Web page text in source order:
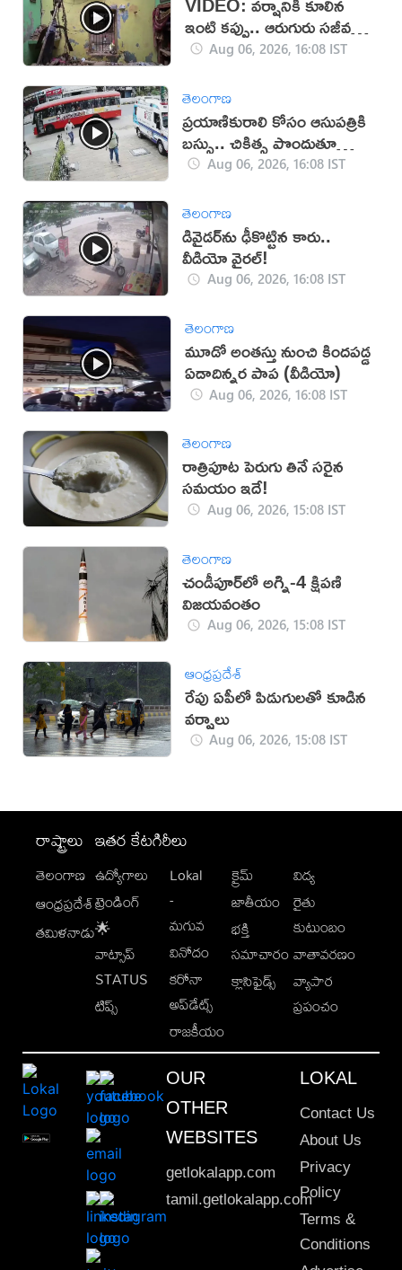
ఇంటి కప్పు.. ఆరుగురు సజీవ
సమాధి!
Aug 06, 2026, 16:08 IST
తెలంగాణ
ప్రయాణికురాలి కోసం ఆసుపత్రికి
బస్సు.. చికిత్స పొందుతూ
మహిళ మృతి!
Aug 06, 2026, 16:08 IST
తెలంగాణ
డివైడర్‌ను ఢీకొట్టిన కారు..
వీడియో వైరల్!
Aug 06, 2026, 16:08 IST
తెలంగాణ
మూడో అంతస్తు నుంచి కిందపడ్డ
ఏడాదిన్నర పాప (వీడియో)
Aug 06, 2026, 16:08 IST
తెలంగాణ
రాత్రిపూట పెరుగు తినే సరైన
సమయం ఇదే!
Aug 06, 2026, 15:08 IST
తెలంగాణ
చండీపూర్‌లో అగ్ని-4 క్షిపణి
విజయవంతం
Aug 06, 2026, 15:08 IST
ఆంధ్రప్రదేశ్
రేపు ఏపీలో పిడుగులతో కూడిన
వర్షాలు
Aug 06, 2026, 15:08 IST
రాష్ట్రాలు
తెలంగాణ
ఆంధ్రప్రదేశ్
తమిళనాడు
ఇతర కేటగిరీలు
ఉద్యోగాలు
ట్రెండింగ్
🌟
వాట్సాప్
STATUS
టిప్స్
Lokal
-
మగువ
వినోదం
కరోనా
అప్‌డేట్స్
రాజకీయం
క్రైమ్
జాతీయం
భక్తి
సమాచారం
క్లాసిఫైడ్స్
విద్య
రైతు
కుటుంబం
వాతావరణం
వ్యాపార
ప్రపంచం
OUR
OTHER
WEBSITES
getlokalapp.com
tamil.getlokalapp.com
LOKAL
Contact Us
About Us
Privacy
Policy
Terms &
Conditions